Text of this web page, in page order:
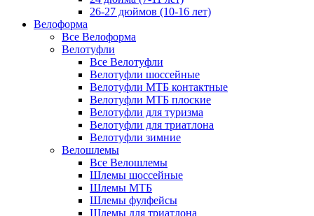
26-27 дюймов (10-16 лет)
Велоформа
Все Велоформа
Велотуфли
Все Велотуфли
Велотуфли шоссейные
Велотуфли МТБ контактные
Велотуфли МТБ плоские
Велотуфли для туризма
Велотуфли для триатлона
Велотуфли зимние
Велошлемы
Все Велошлемы
Шлемы шоссейные
Шлемы МТБ
Шлемы фулфейсы
Шлемы для триатлона